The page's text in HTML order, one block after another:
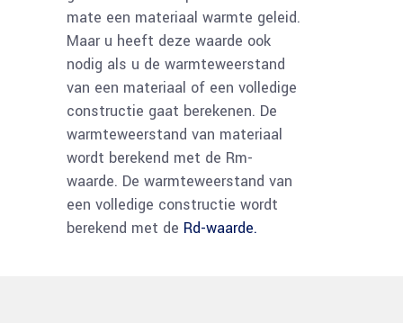
mate een materiaal warmte geleid.
Maar u heeft deze waarde ook
nodig als u de warmteweerstand
van een materiaal of een volledige
constructie gaat berekenen. De
warmteweerstand van materiaal
wordt berekend met de Rm-
waarde. De warmteweerstand van
een volledige constructie wordt
berekend met de Rd-waarde.